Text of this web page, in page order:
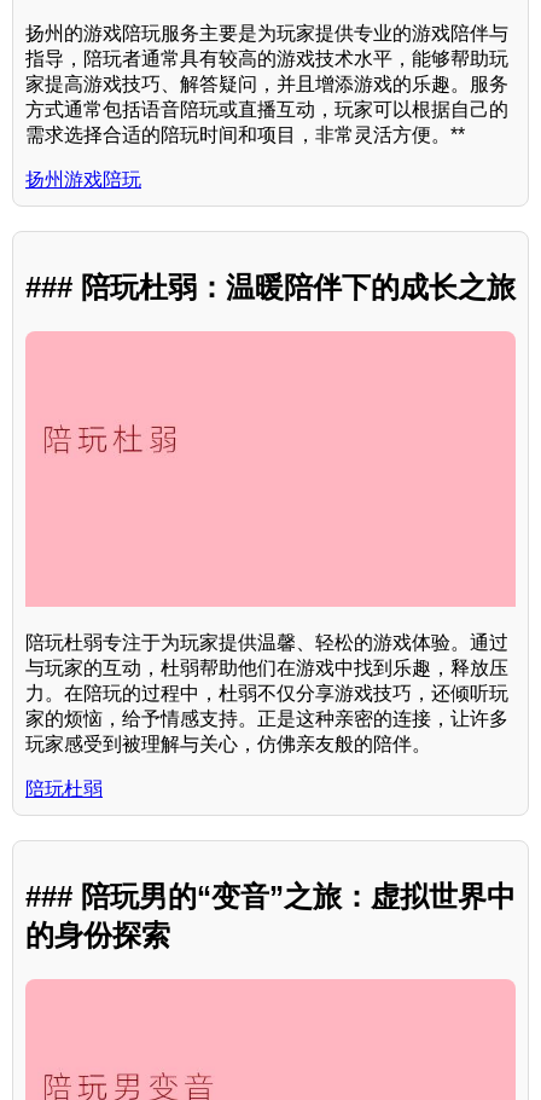
扬州的游戏陪玩服务主要是为玩家提供专业的游戏陪伴与
指导，陪玩者通常具有较高的游戏技术水平，能够帮助玩
家提高游戏技巧、解答疑问，并且增添游戏的乐趣。服务
方式通常包括语音陪玩或直播互动，玩家可以根据自己的
需求选择合适的陪玩时间和项目，非常灵活方便。**
扬州游戏陪玩
### 陪玩杜弱：温暖陪伴下的成长之旅
陪玩杜弱专注于为玩家提供温馨、轻松的游戏体验。通过
与玩家的互动，杜弱帮助他们在游戏中找到乐趣，释放压
力。在陪玩的过程中，杜弱不仅分享游戏技巧，还倾听玩
家的烦恼，给予情感支持。正是这种亲密的连接，让许多
玩家感受到被理解与关心，仿佛亲友般的陪伴。
陪玩杜弱
### 陪玩男的“变音”之旅：虚拟世界中
的身份探索